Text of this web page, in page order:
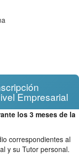
Empresarial
los 3 meses de la
correspondientes al
y su Tutor personal.